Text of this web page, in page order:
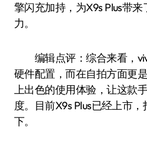
擎闪充加持，为X9s Plus带
力。
编辑点评：综合来看，
硬件配置，而在自拍方面更
上出色的使用体验，让这款
度。目前X9s Plus已经上市
下。